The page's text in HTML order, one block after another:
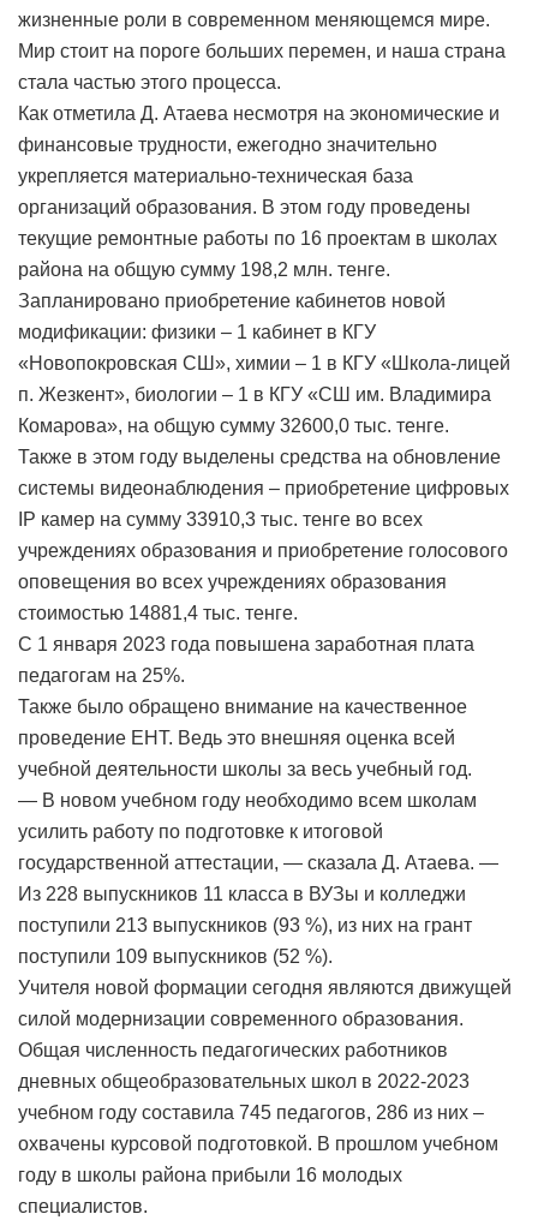
жизненные роли в современном меняющемся мире.
Мир стоит на пороге больших перемен, и наша страна
стала частью этого процесса.
Как отметила Д. Атаева несмотря на экономические и
финансовые трудности, ежегодно значительно
укрепляется материально-техническая база
организаций образования. В этом году проведены
текущие ремонтные работы по 16 проектам в школах
района на общую сумму 198,2 млн. тенге.
Запланировано приобретение кабинетов новой
модификации: физики – 1 кабинет в КГУ
«Новопокровская СШ», химии – 1 в КГУ «Школа-лицей
п. Жезкент», биологии – 1 в КГУ «СШ им. Владимира
Комарова», на общую сумму 32600,0 тыс. тенге.
Также в этом году выделены средства на обновление
системы видеонаблюдения – приобретение цифровых
IP камер на сумму 33910,3 тыс. тенге во всех
учреждениях образования и приобретение голосового
оповещения во всех учреждениях образования
стоимостью 14881,4 тыс. тенге.
С 1 января 2023 года повышена заработная плата
педагогам на 25%.
Также было обращено внимание на качественное
проведение ЕНТ. Ведь это внешняя оценка всей
учебной деятельности школы за весь учебный год.
— В новом учебном году необходимо всем школам
усилить работу по подготовке к итоговой
государственной аттестации, — сказала Д. Атаева. —
Из 228 выпускников 11 класса в ВУЗы и колледжи
поступили 213 выпускников (93 %), из них на грант
поступили 109 выпускников (52 %).
Учителя новой формации сегодня являются движущей
силой модернизации современного образования.
Общая численность педагогических работников
дневных общеобразовательных школ в 2022-2023
учебном году составила 745 педагогов, 286 из них –
охвачены курсовой подготовкой. В прошлом учебном
году в школы района прибыли 16 молодых
специалистов.